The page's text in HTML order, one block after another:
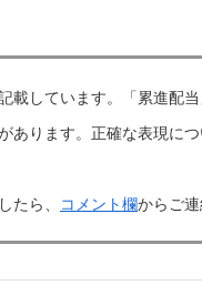
載しています。「累進配
あります。正確な表現に
たら、
コメント欄からご